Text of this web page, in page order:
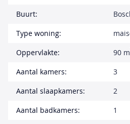
Buurt:
Type woning:
Oppervlakte:
90 m
Aantal kamers:
3
Aantal slaapkamers:
2
Aantal badkamers:
1